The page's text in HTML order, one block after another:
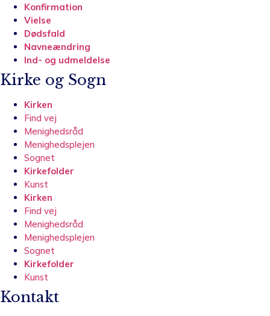
Konfirmation
Vielse
Dødsfald
Navneændring
Ind- og udmeldelse
Kirke og Sogn
Kirken
Find vej
Menighedsråd
Menighedsplejen
Sognet
Kirkefolder
Kunst
Kirken
Find vej
Menighedsråd
Menighedsplejen
Sognet
Kirkefolder
Kunst
Kontakt